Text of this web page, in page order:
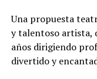
Una propuesta
y talentoso artista,
años dirigiendo
divertido y